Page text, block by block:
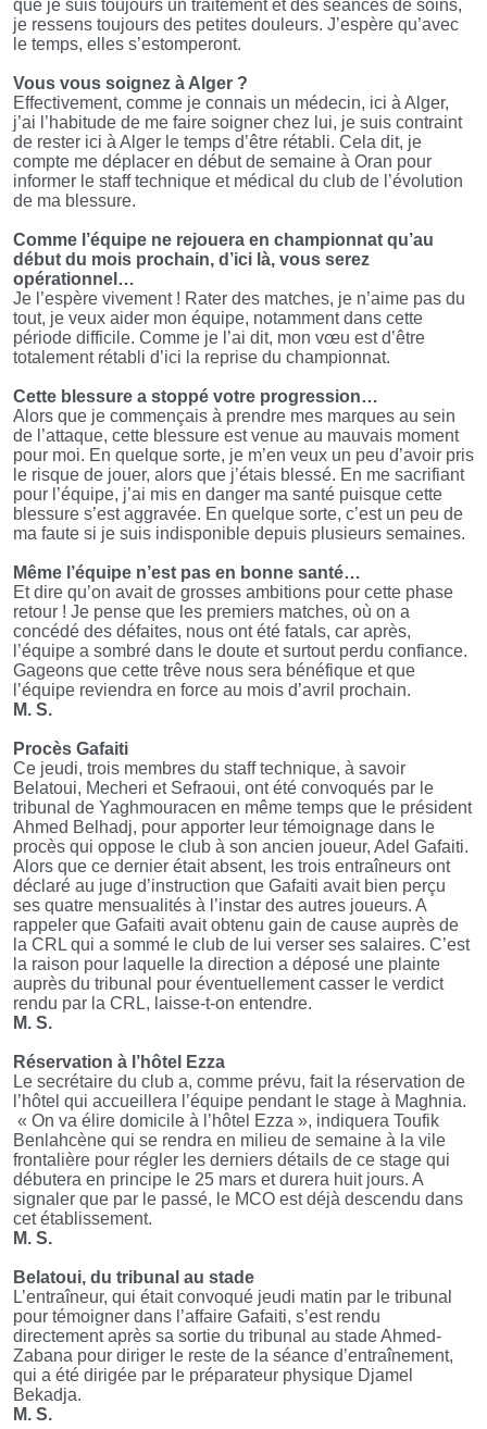
que je suis toujours un traitement et des séances de soins,
je ressens toujours des petites douleurs. J’espère qu’avec
le temps, elles s’estomperont.
Vous vous soignez à Alger ?
Effectivement, comme je connais un médecin, ici à Alger,
j’ai l’habitude de me faire soigner chez lui, je suis contraint
de rester ici à Alger le temps d’être rétabli. Cela dit, je
compte me déplacer en début de semaine à Oran pour
informer le staff technique et médical du club de l’évolution
de ma blessure.
Comme l’équipe ne rejouera en championnat qu’au
début du mois prochain, d’ici là, vous serez
opérationnel…
Je l’espère vivement ! Rater des matches, je n’aime pas du
tout, je veux aider mon équipe, notamment dans cette
période difficile. Comme je l’ai dit, mon vœu est d’être
totalement rétabli d’ici la reprise du championnat.
Cette blessure a stoppé votre progression…
Alors que je commençais à prendre mes marques au sein
de l’attaque, cette blessure est venue au mauvais moment
pour moi. En quelque sorte, je m’en veux un peu d’avoir pris
le risque de jouer, alors que j’étais blessé. En me sacrifiant
pour l’équipe, j’ai mis en danger ma santé puisque cette
blessure s’est aggravée. En quelque sorte, c’est un peu de
ma faute si je suis indisponible depuis plusieurs semaines.
Même l’équipe n’est pas en bonne santé…
Et dire qu’on avait de grosses ambitions pour cette phase
retour ! Je pense que les premiers matches, où on a
concédé des défaites, nous ont été fatals, car après,
l’équipe a sombré dans le doute et surtout perdu confiance.
Gageons que cette trêve nous sera bénéfique et que
l’équipe reviendra en force au mois d’avril prochain.
M. S.
Procès Gafaiti
Ce jeudi, trois membres du staff technique, à savoir
Belatoui, Mecheri et Sefraoui, ont été convoqués par le
tribunal de Yaghmouracen en même temps que le président
Ahmed Belhadj, pour apporter leur témoignage dans le
procès qui oppose le club à son ancien joueur, Adel Gafaiti.
Alors que ce dernier était absent, les trois entraîneurs ont
déclaré au juge d’instruction que Gafaiti avait bien perçu
ses quatre mensualités à l’instar des autres joueurs. A
rappeler que Gafaiti avait obtenu gain de cause auprès de
la CRL qui a sommé le club de lui verser ses salaires. C’est
la raison pour laquelle la direction a déposé une plainte
auprès du tribunal pour éventuellement casser le verdict
rendu par la CRL, laisse-t-on entendre.
M. S.
Réservation à l’hôtel Ezza
Le secrétaire du club a, comme prévu, fait la réservation de
l’hôtel qui accueillera l’équipe pendant le stage à Maghnia.
« On va élire domicile à l’hôtel Ezza », indiquera Toufik
Benlahcène qui se rendra en milieu de semaine à la vile
frontalière pour régler les derniers détails de ce stage qui
débutera en principe le 25 mars et durera huit jours. A
signaler que par le passé, le MCO est déjà descendu dans
cet établissement.
M. S.
Belatoui, du tribunal au stade
L’entraîneur, qui était convoqué jeudi matin par le tribunal
pour témoigner dans l’affaire Gafaiti, s’est rendu
directement après sa sortie du tribunal au stade Ahmed-
Zabana pour diriger le reste de la séance d’entraînement,
qui a été dirigée par le préparateur physique Djamel
Bekadja.
M. S.